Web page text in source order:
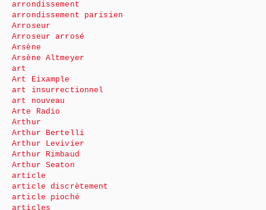
arrondissement
arrondissement parisien
Arroseur
Arroseur arrosé
Arsène
Arsène Altmeyer
art
Art Eixample
art insurrectionnel
art nouveau
Arte Radio
Arthur
Arthur Bertelli
Arthur Levivier
Arthur Rimbaud
Arthur Seaton
article
article discrètement
article pioché
articles